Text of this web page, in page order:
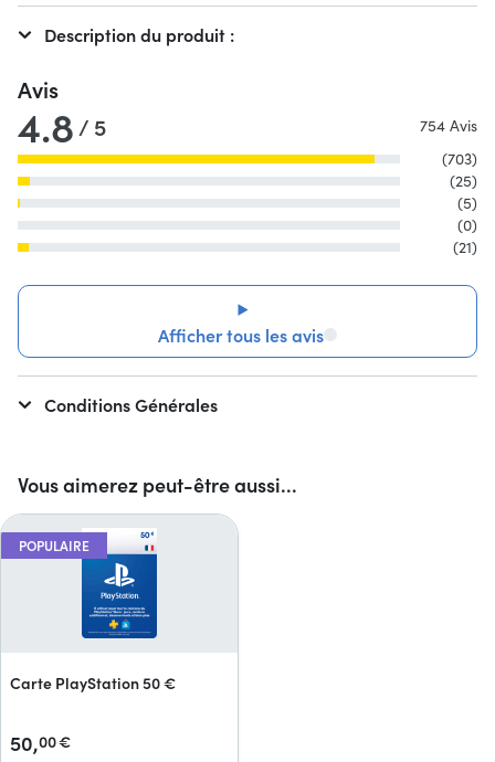
Vous aimerez peut-être aussi...
POPULAIRE
Carte PlayStation 50 €
50,00€
Description du produit :
Avis
4.8 / 5
754 Avis
(703)
(25)
(5)
(0)
(21)
Afficher tous les avis
Conditions Générales